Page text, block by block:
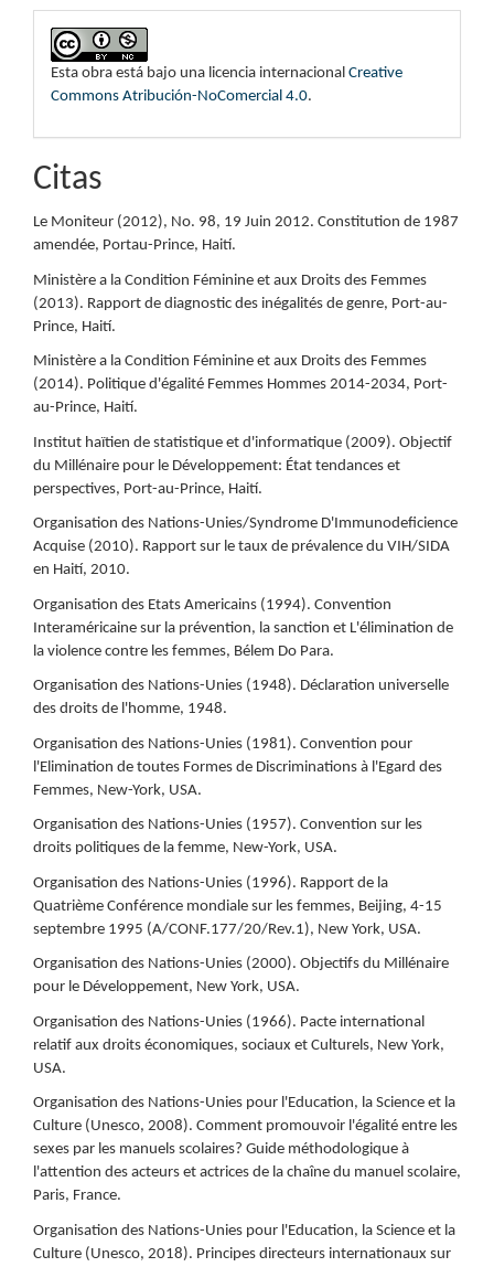
Esta obra está bajo una licencia internacional Creative
Commons Atribución-NoComercial 4.0.
Citas
Le Moniteur (2012), No. 98, 19 Juin 2012. Constitution de 1987
amendée, Portau-Prince, Haití.
Ministère a la Condition Féminine et aux Droits des Femmes
(2013). Rapport de diagnostic des inégalités de genre, Port-au-
Prince, Haití.
Ministère a la Condition Féminine et aux Droits des Femmes
(2014). Politique d'égalité Femmes Hommes 2014-2034, Port-
au-Prince, Haití.
Institut haïtien de statistique et d'informatique (2009). Objectif
du Millénaire pour le Développement: État tendances et
perspectives, Port-au-Prince, Haití.
Organisation des Nations-Unies/Syndrome D'Immunodeficience
Acquise (2010). Rapport sur le taux de prévalence du VIH/SIDA
en Haití, 2010.
Organisation des Etats Americains (1994). Convention
Interaméricaine sur la prévention, la sanction et L'élimination de
la violence contre les femmes, Bélem Do Para.
Organisation des Nations-Unies (1948). Déclaration universelle
des droits de l'homme, 1948.
Organisation des Nations-Unies (1981). Convention pour
l'Elimination de toutes Formes de Discriminations à l'Egard des
Femmes, New-York, USA.
Organisation des Nations-Unies (1957). Convention sur les
droits politiques de la femme, New-York, USA.
Organisation des Nations-Unies (1996). Rapport de la
Quatrième Conférence mondiale sur les femmes, Beijing, 4-15
septembre 1995 (A/CONF.177/20/Rev.1), New York, USA.
Organisation des Nations-Unies (2000). Objectifs du Millénaire
pour le Développement, New York, USA.
Organisation des Nations-Unies (1966). Pacte international
relatif aux droits économiques, sociaux et Culturels, New York,
USA.
Organisation des Nations-Unies pour l'Education, la Science et la
Culture (Unesco, 2008). Comment promouvoir l'égalité entre les
sexes par les manuels scolaires? Guide méthodologique à
l'attention des acteurs et actrices de la chaîne du manuel scolaire,
Paris, France.
Organisation des Nations-Unies pour l'Education, la Science et la
Culture (Unesco, 2018). Principes directeurs internationaux sur